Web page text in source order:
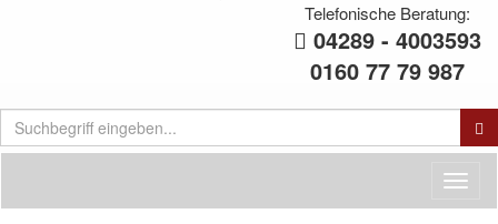
Telefonische Beratung:
04289 - 4003593
0160 77 79 987